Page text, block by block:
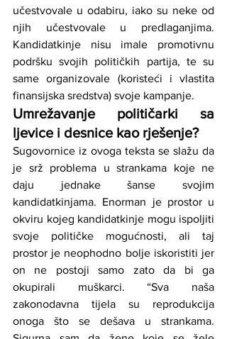
učestvovale u odabiru, iako su neke od
njih učestvovale u predlaganjima.
Kandidatkinje nisu imale promotivnu
podršku svojih političkih partija, te su
same organizovale (koristeći i vlastita
finansijska sredstva) svoje kampanje.
Umrežavanje političarki sa
ljevice i desnice kao rješenje?
Sugovornice iz ovoga teksta se slažu da
je srž problema u strankama koje ne
daju jednake šanse svojim
kandidatkinjama. Enorman je prostor u
okviru kojeg kandidatkinje mogu ispoljiti
svoje političke mogućnosti, ali taj
prostor je neophodno bolje iskoristiti jer
on ne postoji samo zato da bi ga
okupirali muškarci. “Sva naša
zakonodavna tijela su reprodukcija
onoga što se dešava u strankama.